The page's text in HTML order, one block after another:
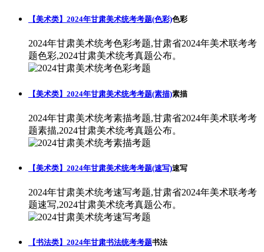
【美术类】2024年甘肃美术统考考题(色彩)色彩
2024年甘肃美术统考色彩考题,甘肃省2024年美术联考考
题色彩,2024甘肃美术统考真题公布。
【美术类】2024年甘肃美术统考考题(素描)素描
2024年甘肃美术统考素描考题,甘肃省2024年美术联考考
题素描,2024甘肃美术统考真题公布。
【美术类】2024年甘肃美术统考考题(速写)速写
2024年甘肃美术统考速写考题,甘肃省2024年美术联考考
题速写,2024甘肃美术统考真题公布。
【书法类】2024年甘肃书法统考考题书法